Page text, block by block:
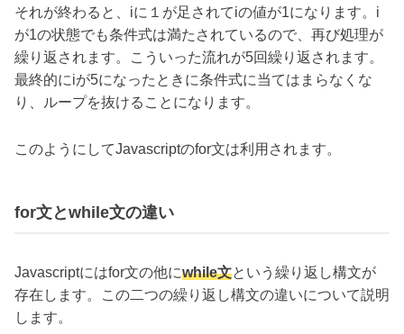
それが終わると、iに１が足されてiの値が1になります。i
が1の状態でも条件式は満たされているので、再び処理が
繰り返されます。こういった流れが5回繰り返されます。
最終的にiが5になったときに条件式に当てはまらなくな
り、ループを抜けることになります。
このようにしてJavascriptのfor文は利用されます。
for文とwhile文の違い
Javascriptにはfor文の他にwhile文という繰り返し構文が
存在します。この二つの繰り返し構文の違いについて説明
します。